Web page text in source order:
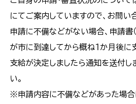
にてご案内していますので、お問い
申請に不備などがない場合、申請書
が市に到達してから概ね１か月後に
支給が決定しましたら通知を送付し
い。
※申請内容に不備などがあった場合